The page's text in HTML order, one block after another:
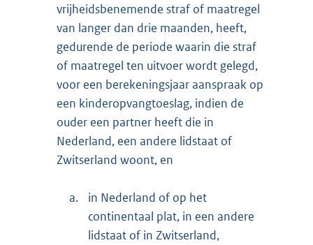
vrijheidsbenemende straf of maatregel
van langer dan drie maanden, heeft,
gedurende de periode waarin die straf
of maatregel ten uitvoer wordt gelegd,
voor een berekeningsjaar aanspraak op
een kinderopvangtoeslag, indien de
ouder een partner heeft die in
Nederland, een andere lidstaat of
Zwitserland woont, en
a.
in Nederland of op het
continentaal plat, in een andere
lidstaat of in Zwitserland,